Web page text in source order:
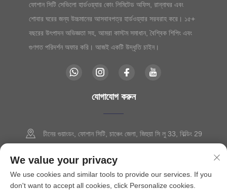
ফোশান সিটি সেভিলো হার্ডওয়্যার কোং লিমিটেড অফিস, রান্নাঘর এবং
শোবার ঘরের জন্য উচ্চমানের আসবাবপত্র হার্ডওয়্যার সরবরাহ করে। ১৫+
বছরের উৎপাদন অভিজ্ঞতা সহ, আমরা কাস্টম সমাধান, বৈশ্বিক শিপিং এবং
গুণগত পরিদর্শন অফার করি। আজই একটি উদ্ধৃতি চাইন।
যোগাযোগ করুন
চীনের গুয়াংডং, ফোশান সিটি, চাঞ্চেং জেলা, জিহুয়া সি লু 33, বিল্ডিং 29
+86-13630015425
[email protected]
We value your privacy
We use cookies and similar tools to provide our services. If you
don't want to accept all cookies, click Personalize cookies.